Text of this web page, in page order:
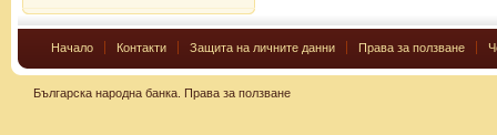
Начало Контакти Защита на личните данни Права за ползване
Българска народна банка. Права за ползване